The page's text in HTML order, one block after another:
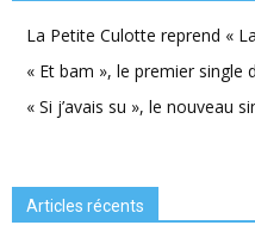
La Petite Culotte reprend «
« Et bam », le premier single
« Si j’avais su », le nouveau
Articles récents